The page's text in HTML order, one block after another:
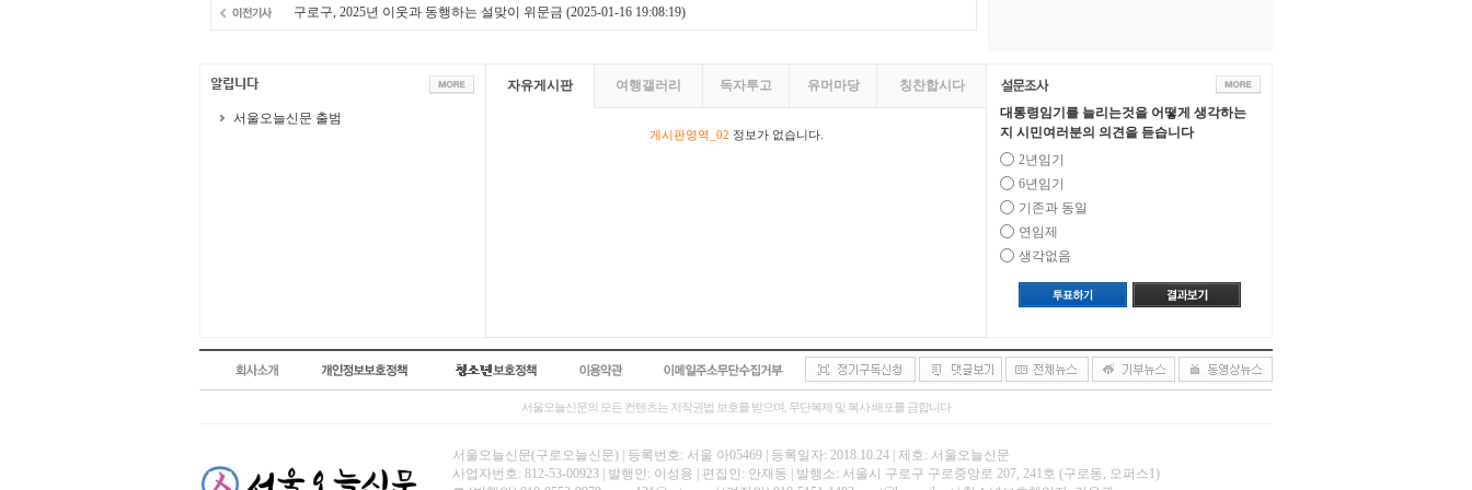
구로구, 2025년 이웃과 동행하는 설맞이 위문금 (2025-01-16 19:08:19)
서울오늘신문 출범
자유게시판 여행갤러리 독자투고 유머마당 칭찬합시다
게시판영역_02 정보가 없습니다.
대통령임기를 늘리는것을 어떻게 생각하는
지 시민여러분의 의견을 듣습니다
2년임기
6년임기
기존과 동일
연임제
생각없음
서울오늘신문의 모든 컨텐츠는 저작권법 보호를 받으며, 무단복제 및 복사 배포를 금합니다
서울오늘신문(구로오늘신문) | 등록번호: 서울 아05469 | 등록일자: 2018.10.24 | 제호: 서울오늘신문
사업자번호: 812-53-00923 | 발행인: 이성용 | 편집인: 안재동 | 발행소: 서울시 구로구 구로중앙로 207, 241호 (구로동, 오퍼스1)